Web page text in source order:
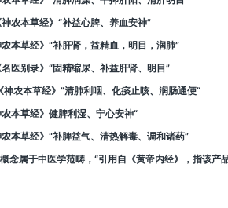
农本草经》“补益心脾、养血安神”
本草经》“补肝肾，益精血，明目，润肺”
医别录》“固精缩尿、补益肝肾、明目”
神农本草经》”清肺利咽、化痰止咳、润肠通便“
本草经》健脾利湿、宁心安神“
本草经》“补脾益气、清热解毒、调和诸药”
念属于中医学范畴，“引用自《黄帝内经》，指该产